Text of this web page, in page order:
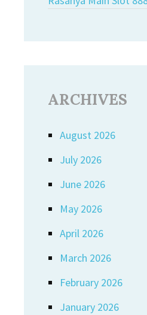
ARCHIVES
August 2026
July 2026
June 2026
May 2026
April 2026
March 2026
February 2026
January 2026